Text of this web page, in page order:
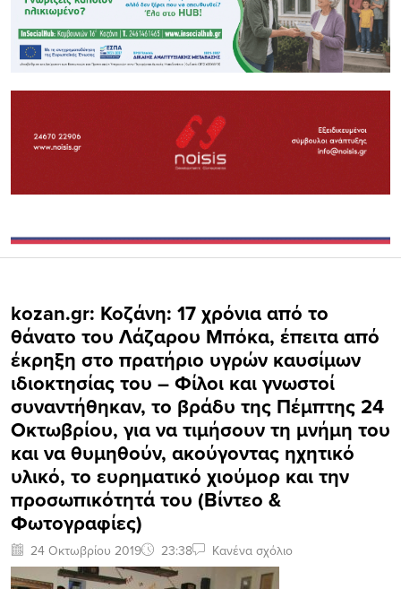
kozan.gr: Koζάνη: 17 χρόνια από το
θάνατο του Λάζαρου Μπόκα, έπειτα από
έκρηξη στο πρατήριο υγρών καυσίμων
ιδιοκτησίας του – Φίλοι και γνωστοί
συναντήθηκαν, το βράδυ της Πέμπτης 24
Οκτωβρίου, για να τιμήσουν τη μνήμη του
και να θυμηθούν, ακούγοντας ηχητικό
υλικό, το ευρηματικό χιούμορ και την
προσωπικότητά του (Βίντεο &
Φωτογραφίες)
24 Οκτωβρίου 2019 23:38 Κανένα σχόλιο